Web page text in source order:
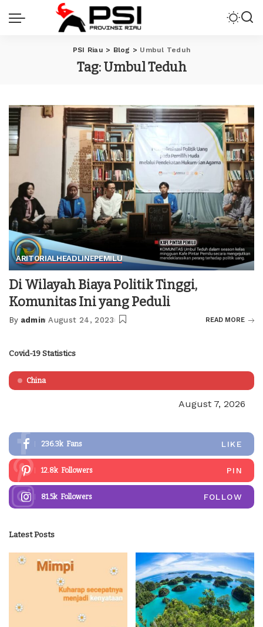
PSI Riau > Blog > Umbul Teduh
Tag:Umbul Teduh
ARITORIALHEADLINEPEMILU
Di Wilayah Biaya Politik Tinggi,
Komunitas Ini yang Peduli
Posted
By admin August 24, 2023 READ MORE
Covid-19 Statistics
China
August 7, 2026
236.3k Fans LIKE
12.8k Followers PIN
81.5k Followers FOLLOW
Latest Posts